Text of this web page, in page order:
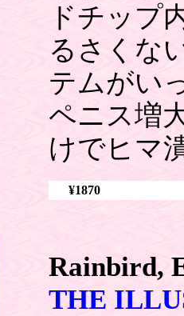
ドチップ
るさくな
テムがい
ペニス増
けでヒマ
¥1870
Rainbird,
THE